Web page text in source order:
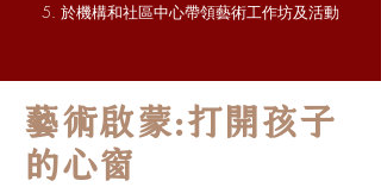
於機構和社區中心帶領藝術工作坊及活動
藝術啟蒙:打開孩子
的心窗